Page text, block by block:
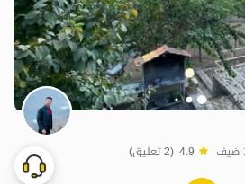
4.9 (2 تعليق)